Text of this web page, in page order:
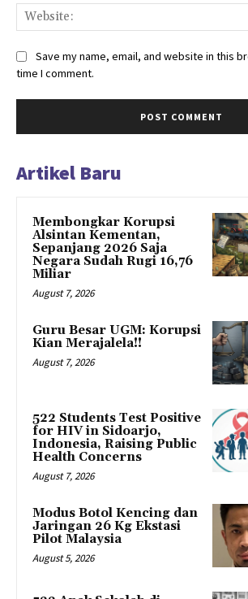
Save my name, email, and website in this
time I comment.
Artikel Baru
Membongkar Korupsi
Alsintan Kementan,
Sepanjang 2026 Saja
Negara Sudah Rugi 16,76
Miliar
August 7, 2026
Guru Besar UGM: Korupsi
Kian Merajalela!!
August 7, 2026
522 Students Test Positive
for HIV in Sidoarjo,
Indonesia, Raising Public
Health Concerns
August 7, 2026
Modus Botol Kencing dan
Jaringan 26 Kg Ekstasi
Pilot Malaysia
August 5, 2026